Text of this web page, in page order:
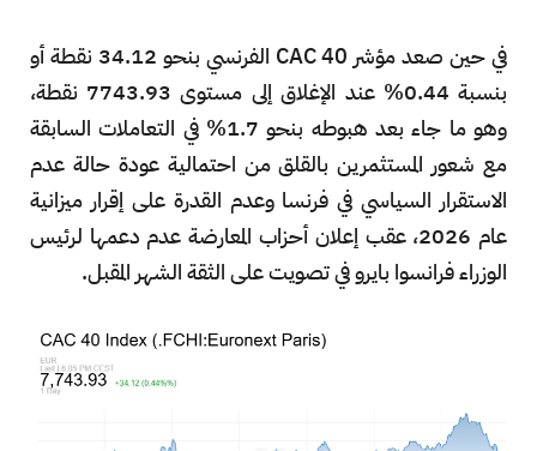
في حين صعد مؤشر CAC 40 الفرنسي بنحو 34.12 نقطة أو
بنسبة 0.44% عند الإغلاق إلى مستوى 7743.93 نقطة،
وهو ما جاء بعد هبوطه بنحو 1.7% في التعاملات السابقة
مع شعور المستثمرين بالقلق من احتمالية عودة حالة عدم
الاستقرار السياسي في فرنسا وعدم القدرة على إقرار ميزانية
عام 2026، عقب إعلان أحزاب المعارضة عدم دعمها لرئيس
الوزراء فرانسوا بايرو في تصويت على الثقة الشهر المقبل.